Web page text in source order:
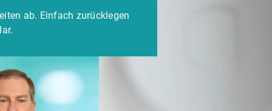
ab. Einfach zurücklegen